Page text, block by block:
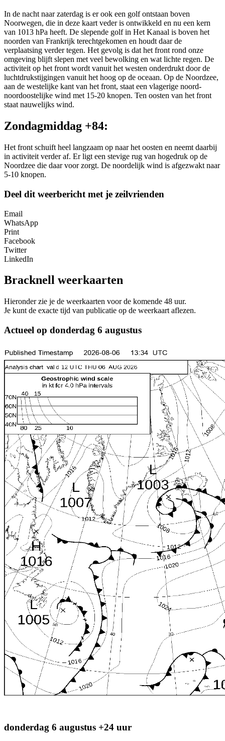
In de nacht naar zaterdag is er ook een golf ontstaan boven
Noorwegen, die in deze kaart veder is ontwikkeld en nu een kern
van 1013 hPa heeft. De slepende golf in Het Kanaal is boven het
noorden van Frankrijk terechtgekomen en houdt daar de
verplaatsing verder tegen. Het gevolg is dat het front rond onze
omgeving blijft slepen met veel bewolking en wat lichte regen. De
activiteit op het front wordt vanuit het westen onderdrukt door de
luchtdrukstijgingen vanuit het hoog op de oceaan. Op de Noordzee,
aan de westelijke kant van het front, staat een vlagerige noord-
noordoostelijke wind met 15-20 knopen. Ten oosten van het front
staat nauwelijks wind.
Zondagmiddag +84:
Het front schuift heel langzaam op naar het oosten en neemt daarbij
in activiteit verder af. Er ligt een stevige rug van hogedruk op de
Noordzee die daar voor zorgt. De noordelijk wind is afgezwakt naar
5-10 knopen.
Deel dit weerbericht met je zeilvrienden
Email
WhatsApp
Print
Facebook
Twitter
LinkedIn
Bracknell weerkaarten
Hieronder zie je de weerkaarten voor de komende 48 uur.
Je kunt de exacte tijd van publicatie op de weerkaart aflezen.
Actueel op donderdag 6 augustus
donderdag 6 augustus +24 uur